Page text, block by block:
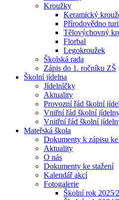
Kroužky
Keramický
Přírodovědno
Tělovýchovný
Florbal
Legokroužek
Školská rada
Zápis do 1. ročníku ZŠ
Školní jídelna
Jídelníčky
Aktuality
Provozní řád školní
Vniřní řád školní
Vnitřní řád školní
Mateřská škola
Dokumenty k zápisu ke
Aktuality
O nás
Dokumenty ke stažení
Kalendář akcí
Fotogalerie
Školní rok